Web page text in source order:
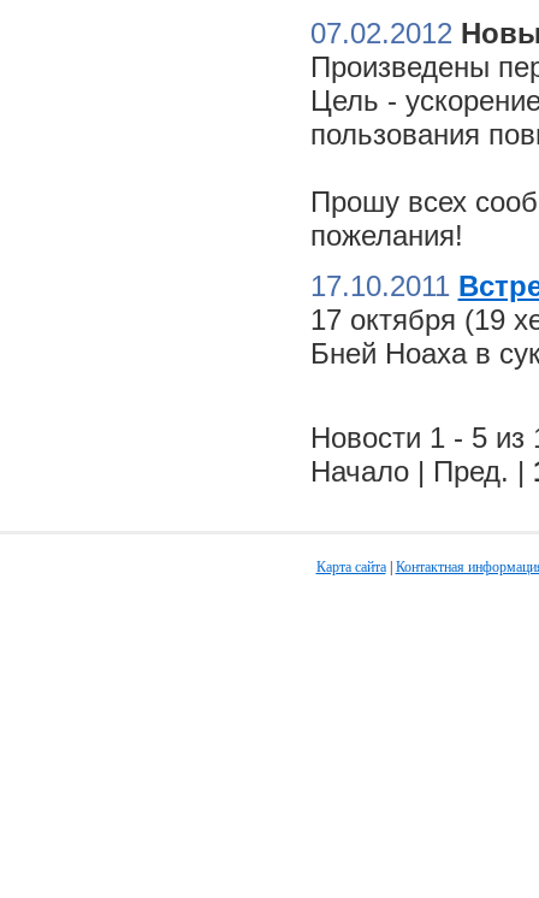
07.02.2012
Произведены
Цель -
пользования
Прошу всех
пожелания!
17.10.2011
17 октября (19
Бней Ноаха в
Новости 1 - 5 из
Начало | Пред. |
Карта сайта| Контактная